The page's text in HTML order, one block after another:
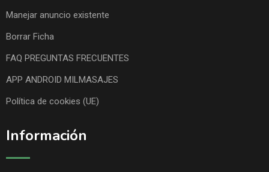
Manejar anuncio existente
Borrar Ficha
FAQ PREGUNTAS FRECUENTES
APP ANDROID MILMASAJES
Política de cookies (UE)
Información